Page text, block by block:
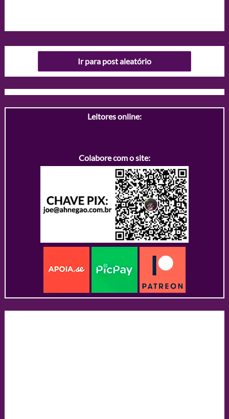
Ir para post aleatório
Leitores online:
Colabore com o site: